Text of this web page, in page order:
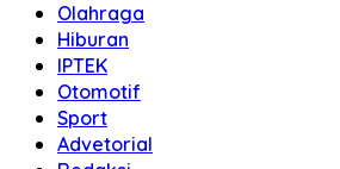
Olahraga
Hiburan
IPTEK
Otomotif
Sport
Advetorial